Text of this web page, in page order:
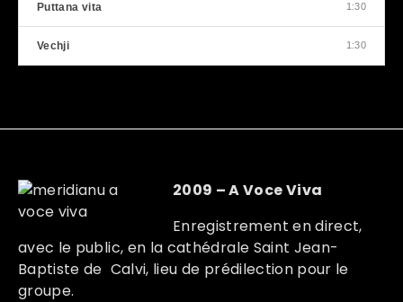
Puttana vita 1:30
Vechji 1:30
2009 – A Voce Viva
Enregistrement en direct,
avec le public, en la cathédrale Saint Jean-
Baptiste de Calvi, lieu de prédilection pour le
groupe.